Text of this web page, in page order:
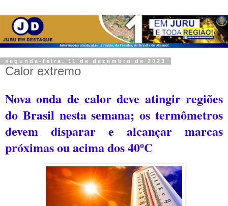
segunda-feira, 11 de dezembro de 2023
Calor extremo
Nova onda de calor deve atingir regiões
do Brasil nesta semana; os termômetros
devem disparar e alcançar marcas
próximas ou acima dos 40ºC